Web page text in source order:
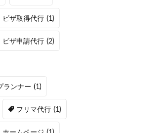
ビザ取得代行 (1)
ビザ申請代行 (2)
ランナー (1)
フリマ代行 (1)